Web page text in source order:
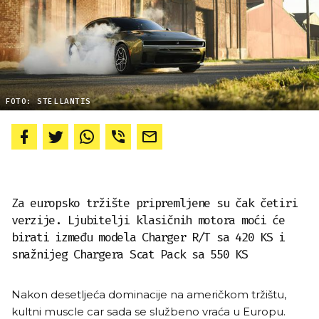
FOTO: STELLANTIS
Za europsko tržište pripremljene su čak četiri
verzije. Ljubitelji klasičnih motora moći će
birati između modela Charger R/T sa 420 KS i
snažnijeg Chargera Scat Pack sa 550 KS
Nakon desetljeća dominacije na američkom tržištu,
kultni muscle car sada se službeno vraća u Europu.